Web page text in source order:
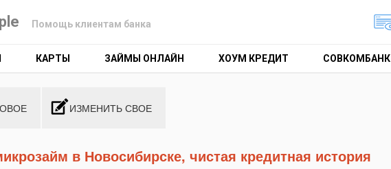
Помощь клиентам банка
КАРТЫ ЗАЙМЫ ОНЛАЙН ХОУМ КРЕДИТ СОВКОМБАНК
ИЗМЕНИТЬ СВОЕ
в Новосибирске, чистая кредитная история